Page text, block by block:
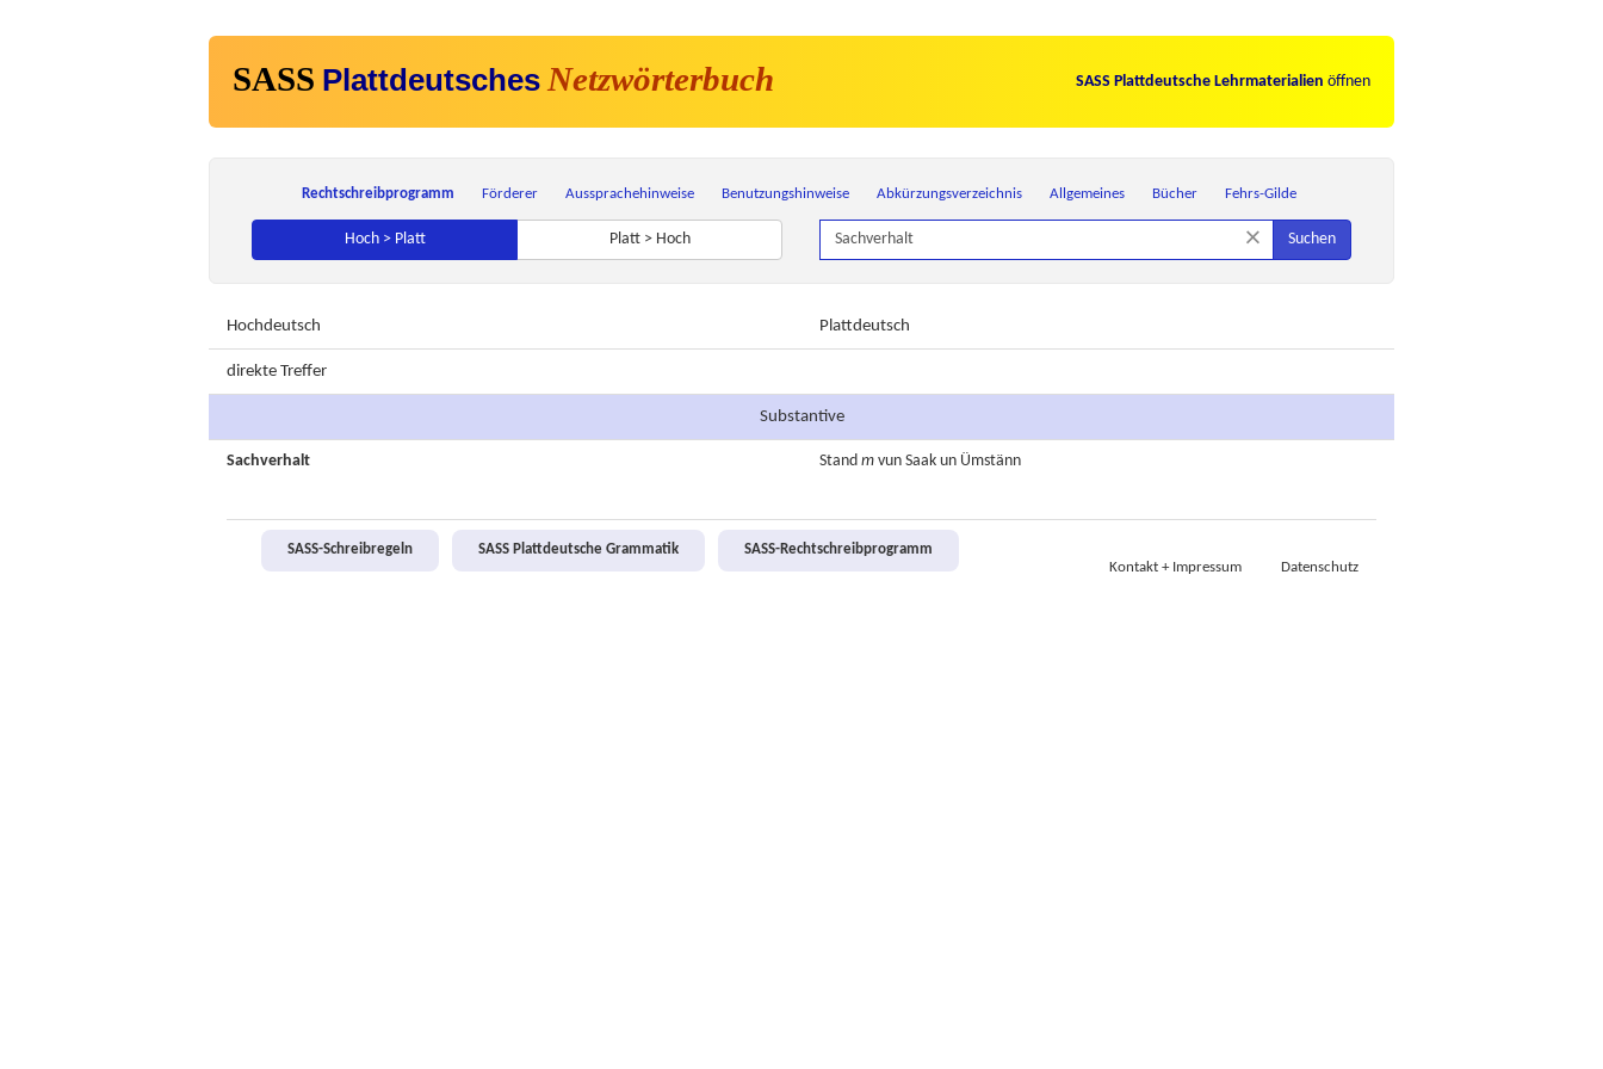
SASS Plattdeutsches Netzwörterbuch SASS Plattdeutsche Lehrmaterialien öffnen
Rechtschreibprogramm Förderer Aussprachehinweise Benutzungshinweise Abkürzungsverzeichnis Allgemeines Bücher Fehrs-Gilde
Hoch > Platt Platt > Hoch × Suchen
Hochdeutsch Plattdeutsch
direkte Treffer
Substantive
Sachverhalt Stand m vun Saak un Ümstänn
SASS-Schreibregeln SASS Plattdeutsche Grammatik
SASS-Rechtschreibprogramm
Kontakt + Impressum
Datenschutz